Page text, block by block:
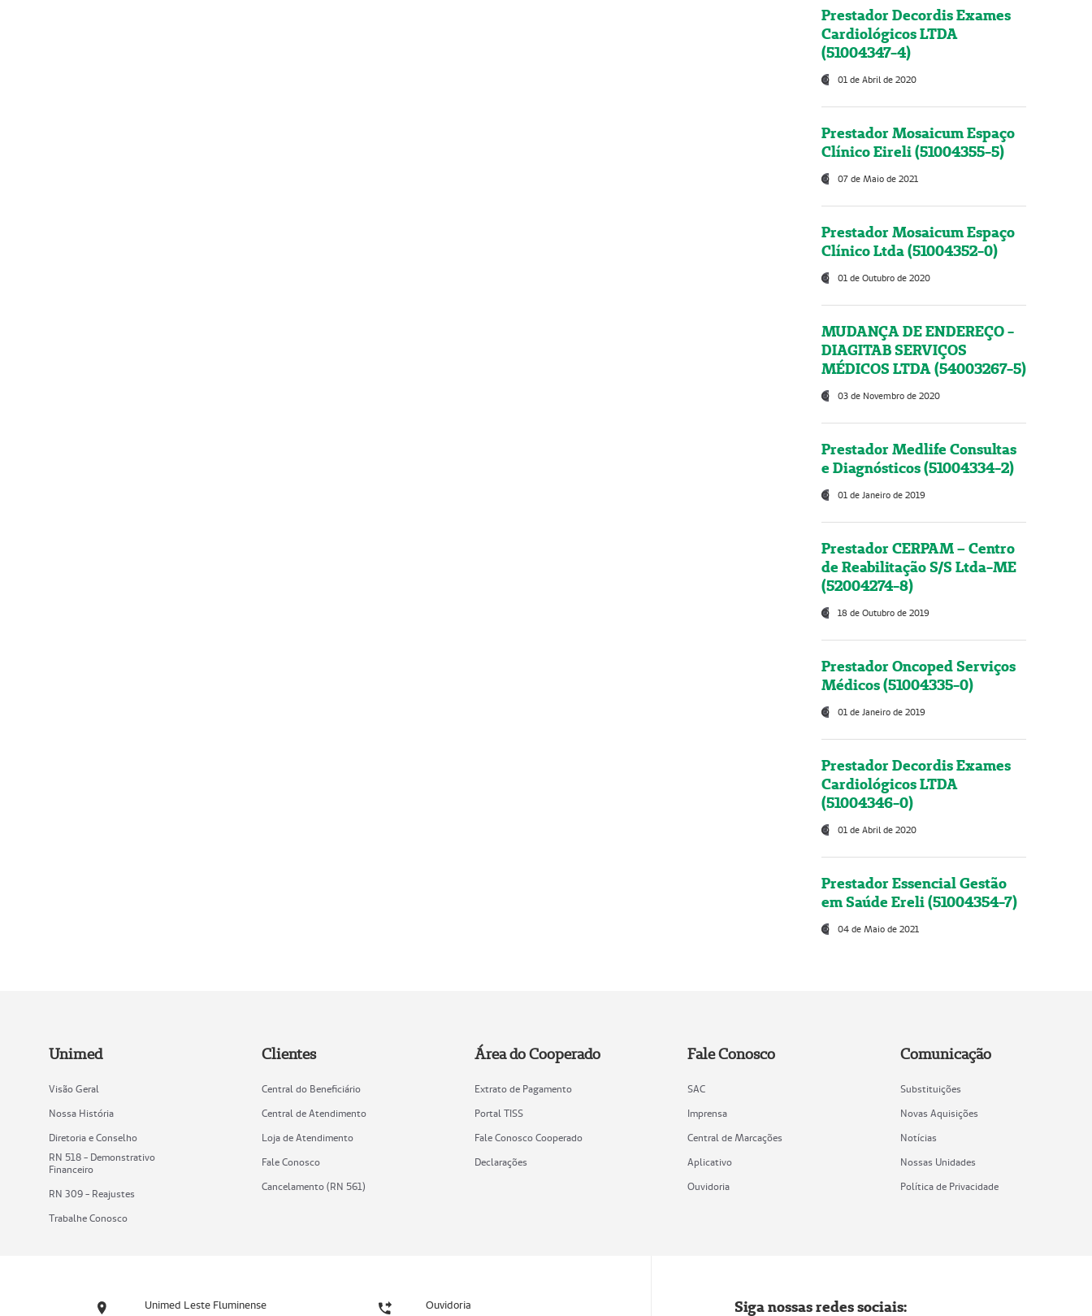
Prestador Decordis Exames
Cardiológicos LTDA
(51004347-4)
01 de Abril de 2020
Prestador Mosaicum Espaço
Clínico Eireli (51004355-5)
07 de Maio de 2021
Prestador Mosaicum Espaço
Clínico Ltda (51004352-0)
01 de Outubro de 2020
MUDANÇA DE ENDEREÇO -
DIAGITAB SERVIÇOS
MÉDICOS LTDA (54003267-5)
03 de Novembro de 2020
Prestador Medlife Consultas
e Diagnósticos (51004334-2)
01 de Janeiro de 2019
Prestador CERPAM – Centro
de Reabilitação S/S Ltda-ME
(52004274-8)
18 de Outubro de 2019
Prestador Oncoped Serviços
Médicos (51004335-0)
01 de Janeiro de 2019
Prestador Decordis Exames
Cardiológicos LTDA
(51004346-0)
01 de Abril de 2020
Prestador Essencial Gestão
em Saúde Ereli (51004354-7)
04 de Maio de 2021
Unimed
Visão Geral
Nossa História
Diretoria e Conselho
RN 518 - Demonstrativo
Financeiro
RN 309 - Reajustes
Trabalhe Conosco
Clientes
Central do Beneficiário
Central de Atendimento
Loja de Atendimento
Fale Conosco
Cancelamento (RN 561)
Área do Cooperado
Extrato de Pagamento
Portal TISS
Fale Conosco Cooperado
Declarações
Fale Conosco
SAC
Imprensa
Central de Marcações
Aplicativo
Ouvidoria
Comunicação
Substituições
Novas Aquisições
Notícias
Nossas Unidades
Política de Privacidade
Unimed Leste Fluminense Ouvidoria Siga nossas redes sociais: